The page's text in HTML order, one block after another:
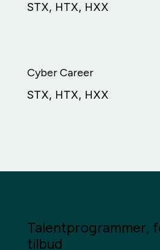
STX, HTX, HXX
Cyber Career
STX, HTX, HXX
Talentprogrammer,
tilbud